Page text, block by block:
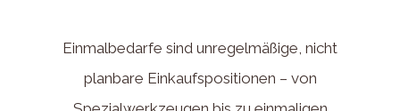
Einmalbedarfe sind unregelmäßige, nicht
planbare Einkaufspositionen – von